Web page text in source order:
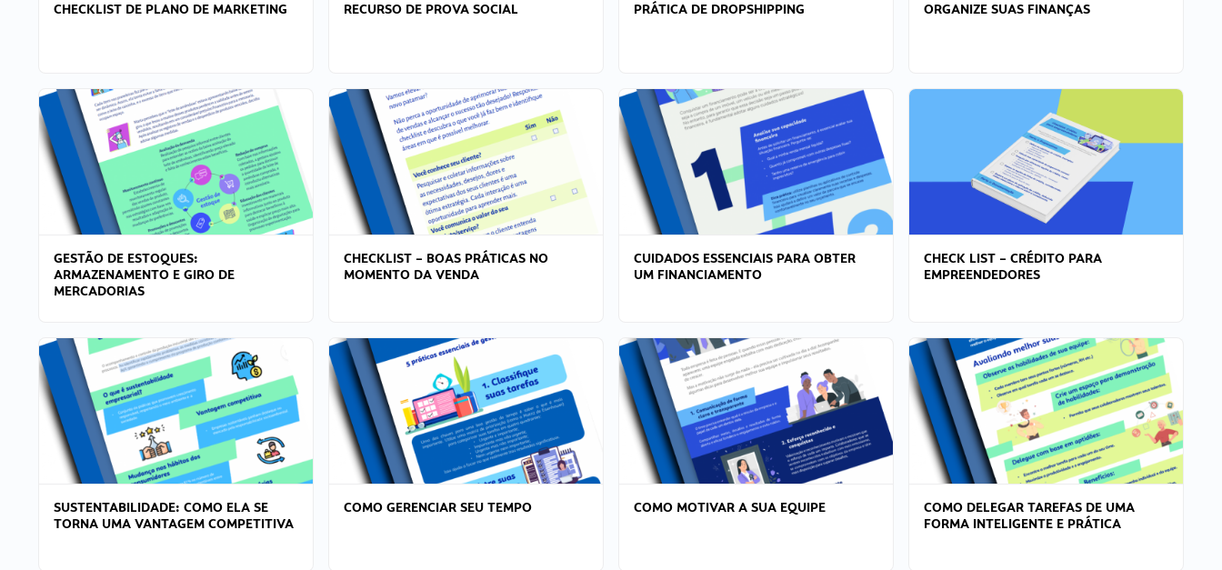
CHECKLIST DE PLANO DE MARKETING RECURSO DE PROVA SOCIAL PRÁTICA DE DROPSHIPPING ORGANIZE SUAS FINANÇAS
GESTÃO DE ESTOQUES:
ARMAZENAMENTO E GIRO DE
MERCADORIAS
CHECKLIST – BOAS PRÁTICAS NO
MOMENTO DA VENDA
CUIDADOS ESSENCIAIS PARA OBTER
UM FINANCIAMENTO
CHECK LIST – CRÉDITO PARA
EMPREENDEDORES
SUSTENTABILIDADE: COMO ELA SE
TORNA UMA VANTAGEM COMPETITIVA
COMO GERENCIAR SEU TEMPO COMO MOTIVAR A SUA EQUIPE
COMO DELEGAR TAREFAS DE UMA
FORMA INTELIGENTE E PRÁTICA